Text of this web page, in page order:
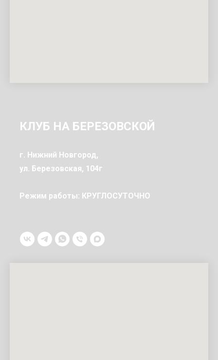
КЛУБ НА БЕРЕЗОВСКОЙ
г. Нижний Новгород,
ул. Березовская, 104г
Режим работы: КРУГЛОСУТОЧНО